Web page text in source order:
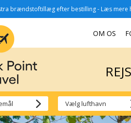
brændstoftillæg efter bestilling - Læs mere
OM OS